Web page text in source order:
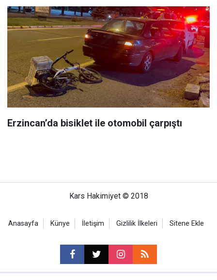
Erzincan’da bisiklet ile otomobil çarpıştı
Kars Hakimiyet © 2018
Anasayfa Künye İletişim Gizlilik İlkeleri Sitene Ekle